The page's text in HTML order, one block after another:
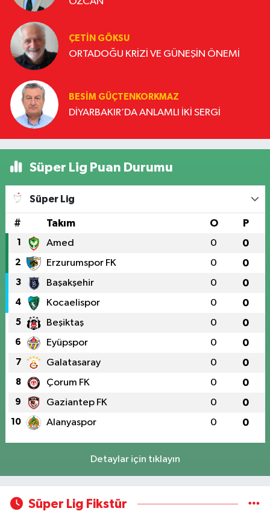
ÇETIN GÖKSU
ORTADOĞU KRİZİ VE GÜNEŞİN ÖNEMİ
BESIM GÜÇTENKORKMAZ
DİYARBAKIR’DA ANLAMLI İKİ SERGİ
Süper Lig Puan Durumu
Süper Lig
# Takım O P
1 Amed 0 0
2 Erzurumspor FK 0 0
3 Başakşehir 0 0
4 Kocaelispor 0 0
5 Beşiktaş 0 0
6 Eyüpspor 0 0
7 Galatasaray 0 0
8 Çorum FK 0 0
9 Gaziantep FK 0 0
10 Alanyaspor 0 0
Detaylar için tıklayın
Süper Lig Fikstür